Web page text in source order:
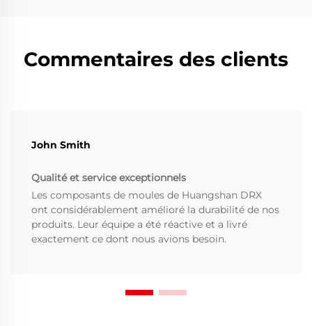
Commentaires des clients
John Smith
Qualité et service exceptionnels
Les composants de moules de Huangshan DRX
ont considérablement amélioré la durabilité de nos
produits. Leur équipe a été réactive et a livré
exactement ce dont nous avions besoin.